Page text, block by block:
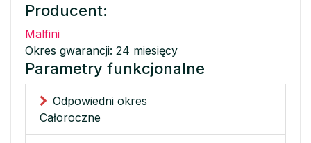
Producent:
Malfini
Okres gwarancji: 24 miesięcy
Parametry funkcjonalne
Odpowiedni okres
Całoroczne